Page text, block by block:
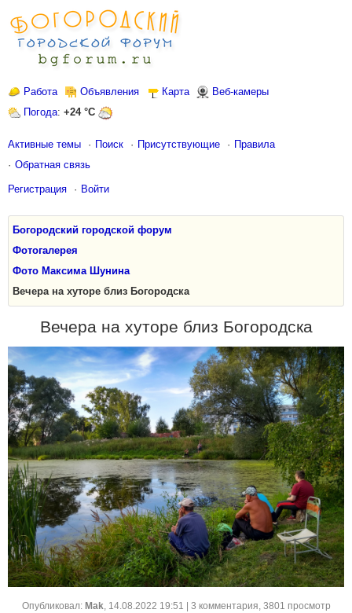
Работа Объявления Карта
Веб-камеры
Погода: +24 °C
Активные темы Поиск Присутствующие
Правила
Обратная связь
Регистрация Войти
Богородский городской форум
Фотогалерея
Фото Максима Шунина
Вечера на хуторе близ Богородска
Вечера на хуторе близ Богородска
Опубликовал: Mak, 14.08.2022 19:51 | 3 комментария, 3801 просмотр